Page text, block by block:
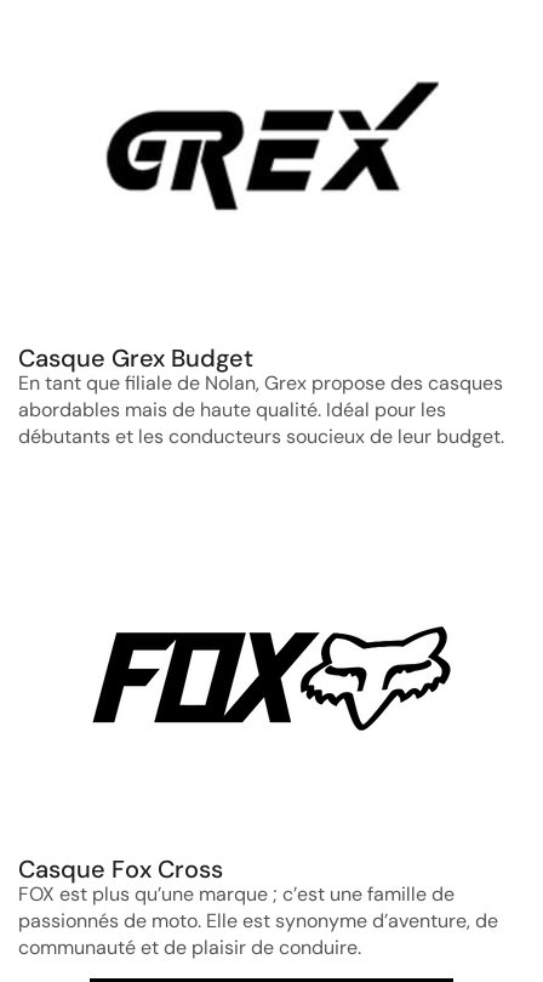
Casque Grex Budget
En tant que filiale de Nolan, Grex propose des casques
abordables mais de haute qualité. Idéal pour les
débutants et les conducteurs soucieux de leur budget.
Casque Fox Cross
FOX est plus qu’une marque ; c’est une famille de
passionnés de moto. Elle est synonyme d’aventure, de
communauté et de plaisir de conduire.